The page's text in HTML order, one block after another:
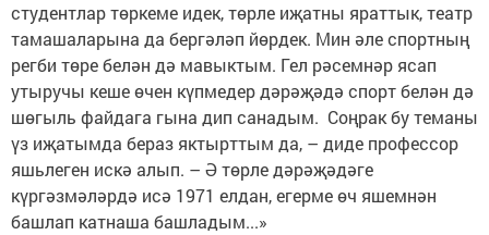
студентлар төркеме идек, төрле иҗатны яраттык, театр
тамашаларына да бергәләп йөрдек. Мин әле спортның
регби төре белән дә мавыктым. Гел рәсемнәр ясап
утыручы кеше өчен күпмедер дәрәҗәдә спорт белән дә
шөгыль файдага гына дип санадым. Соңрак бу теманы
үз иҗатымда бераз яктырттым да, – диде профессор
яшьлеген искә алып. – Ә төрле дәрәҗәдәге
күргәзмәләрдә исә 1971 елдан, егерме өч яшемнән
башлап катнаша башладым...»